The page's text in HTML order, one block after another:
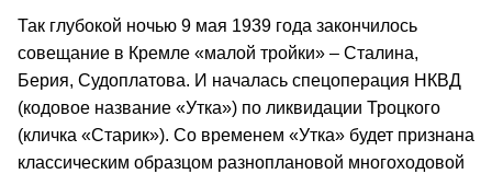
Так глубокой ночью 9 мая 1939 года закончилось
совещание в Кремле «малой тройки» – Сталина,
Берия, Судоплатова. И началась спецоперация НКВД
(кодовое название «Утка») по ликвидации Троцкого
(кличка «Старик»). Со временем «Утка» будет признана
классическим образцом разноплановой многоходовой